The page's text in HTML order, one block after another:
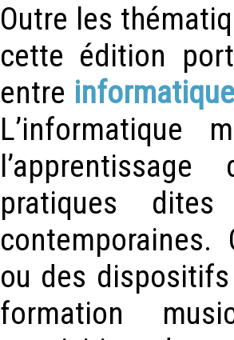
Outre les
cette édition
entre
L’informatique
pratiques
ou des
formation